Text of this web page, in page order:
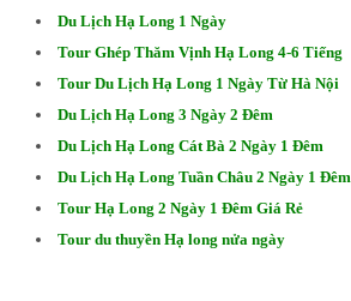
Du Lịch Hạ Long 1 Ngày
Tour Ghép Thăm Vịnh Hạ Long 4-6 Tiếng
Tour Du Lịch Hạ Long 1 Ngày Từ Hà Nội
Du Lịch Hạ Long 3 Ngày 2 Đêm
Du Lịch Hạ Long Cát Bà 2 Ngày 1 Đêm
Du Lịch Hạ Long Tuần Châu 2 Ngày 1 Đêm
Tour Hạ Long 2 Ngày 1 Đêm Giá Rẻ
Tour du thuyền Hạ long nửa ngày